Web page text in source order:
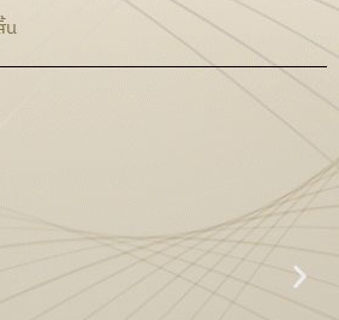
น
พรม์ไฮท์เพอร์ตี้